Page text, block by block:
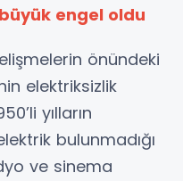
engel oldu
önündeki
elektriksizlik
yılların
bulunmadığı
ve sinema